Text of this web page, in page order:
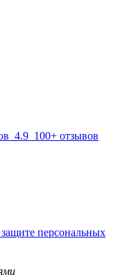
4.9 100+ отзывов
персональных